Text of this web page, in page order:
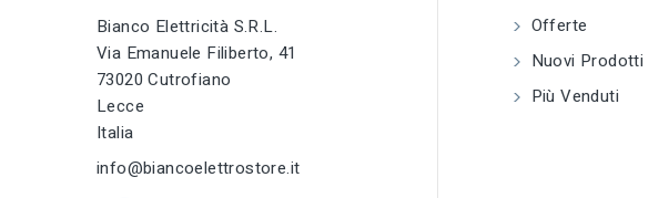
Bianco Elettricità S.r.l.
Via Emanuele Filiberto, 41
73020 Cutrofiano
Lecce
Italia
info@biancoelettrostore.it
Offerte
Nuovi Prodotti
Più Venduti